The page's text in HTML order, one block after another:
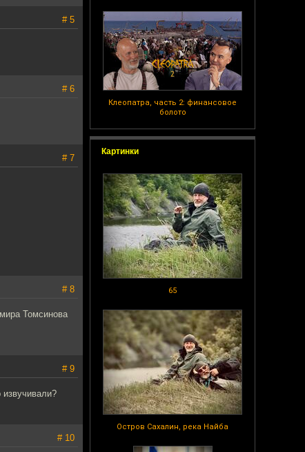
Клеопатра, часть 2: финансовое
болото
Картинки
65
Остров Сахалин, река Найба
# 5
# 6
# 7
# 8
Томсинова
# 9
# 10